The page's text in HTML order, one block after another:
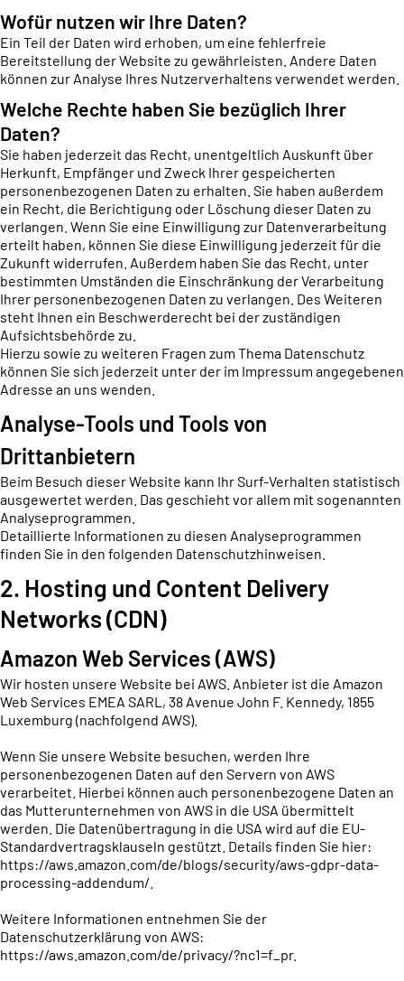
Wofür nutzen wir Ihre Daten?
Ein Teil der Daten wird erhoben, um eine fehlerfreie
Bereitstellung der Website zu gewährleisten. Andere Daten
können zur Analyse Ihres Nutzerverhaltens verwendet werden.
Welche Rechte haben Sie bezüglich Ihrer
Daten?
Sie haben jederzeit das Recht, unentgeltlich Auskunft über
Herkunft, Empfänger und Zweck Ihrer gespeicherten
personenbezogenen Daten zu erhalten. Sie haben außerdem
ein Recht, die Berichtigung oder Löschung dieser Daten zu
verlangen. Wenn Sie eine Einwilligung zur Datenverarbeitung
erteilt haben, können Sie diese Einwilligung jederzeit für die
Zukunft widerrufen. Außerdem haben Sie das Recht, unter
bestimmten Umständen die Einschränkung der Verarbeitung
Ihrer personenbezogenen Daten zu verlangen. Des Weiteren
steht Ihnen ein Beschwerderecht bei der zuständigen
Aufsichtsbehörde zu.
Hierzu sowie zu weiteren Fragen zum Thema Datenschutz
können Sie sich jederzeit unter der im Impressum angegebenen
Adresse an uns wenden.
Analyse-Tools und Tools von
Drittanbietern
Beim Besuch dieser Website kann Ihr Surf-Verhalten statistisch
ausgewertet werden. Das geschieht vor allem mit sogenannten
Analyseprogrammen.
Detaillierte Informationen zu diesen Analyseprogrammen
finden Sie in den folgenden Datenschutzhinweisen.
2. Hosting und Content Delivery
Networks (CDN)
Amazon Web Services (AWS)
Wir hosten unsere Website bei AWS. Anbieter ist die Amazon
Web Services EMEA SARL, 38 Avenue John F. Kennedy, 1855
Luxemburg (nachfolgend AWS).
Wenn Sie unsere Website besuchen, werden Ihre
personenbezogenen Daten auf den Servern von AWS
verarbeitet. Hierbei können auch personenbezogene Daten an
das Mutterunternehmen von AWS in die USA übermittelt
werden. Die Datenübertragung in die USA wird auf die EU-
Standardvertragsklauseln gestützt. Details finden Sie hier:
https://aws.amazon.com/de/blogs/security/aws-gdpr-data-
processing-addendum/
Weitere Informationen entnehmen Sie der
Datenschutzerklärung von AWS:
https://aws.amazon.com/de/privacy/?nc1=f_pr.